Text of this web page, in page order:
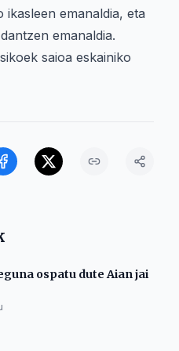
emanaldia, eta
emanaldia.
saioa eskainiko
ospatu dute Aian jai